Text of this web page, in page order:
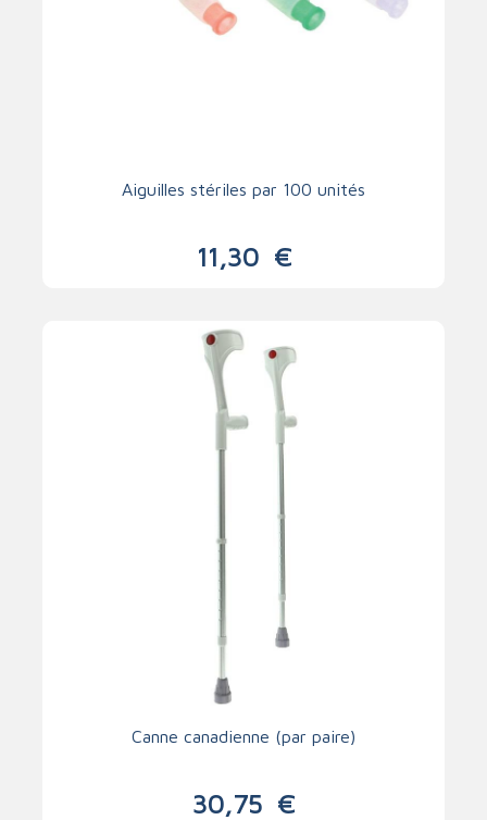
Aiguilles stériles par 100 unités
11,30 €
Canne canadienne (par paire)
30,75 €